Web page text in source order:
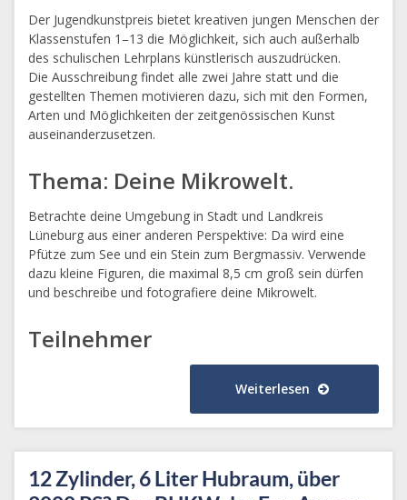
Der Jugendkunstpreis bietet kreativen jungen Menschen der
­Klassenstufen 1–13 die Möglichkeit, sich auch außerhalb
des schulischen Lehrplans künstlerisch auszudrücken.
Die Ausschreibung findet alle zwei Jahre statt und die
gestellten Themen motivieren dazu, sich mit den Formen,
Arten und Möglichkeiten der zeitgenössischen Kunst
auseinanderzusetzen.
Thema: Deine Mikrowelt.
Betrachte deine Umgebung in Stadt und Landkreis
Lüneburg aus einer anderen Perspektive: Da wird eine
Pfütze zum See und ein Stein zum Bergmassiv. Verwende
dazu kleine Figuren, die maximal 8,5 cm groß sein dürfen
und beschreibe und fotografiere deine Mikrowelt.
Teilnehmer
Weiterlesen
12 Zylinder, 6 Liter Hubraum, über